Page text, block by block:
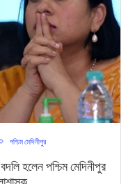
পশ্চিম মেদিনীপুর
পশ্চিম মেদিনীপুর